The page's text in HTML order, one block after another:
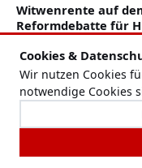
Cookies &
Wir nutzen Cookies
notwendige Cookies
Witwenrente auf
Reformdebatte für
bedeutet
Ölpreis steigt nach
Hormus deutlich